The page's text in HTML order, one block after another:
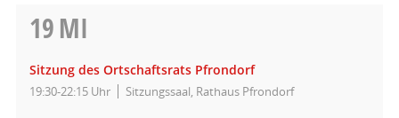
19MI
Sitzung des Ortschaftsrats Pfrondorf
19:30-22:15 Uhr Sitzungssaal, Rathaus Pfrondorf